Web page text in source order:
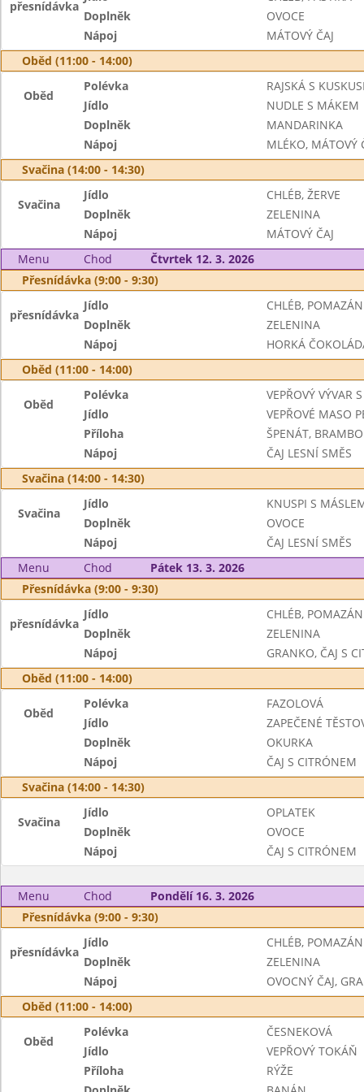
přesnídávka
Doplněk
OVOCE
Nápoj
MÁTOVÝ ČAJ
Oběd (11:00 - 14:00)
Oběd
Polévka
RAJSKÁ S
Jídlo
NUDLE S MÁKEM
Doplněk
MANDARINKA
Nápoj
MLÉKO, MÁTOVÝ
Svačina (14:00 - 14:30)
Svačina
Jídlo
CHLÉB, ŽERVE
Doplněk
ZELENINA
Nápoj
MÁTOVÝ ČAJ
Menu
Chod
Čtvrtek 12. 3. 2026
Přesnídávka (9:00 - 9:30)
přesnídávka
Jídlo
CHLÉB,
Doplněk
ZELENINA
Nápoj
HORKÁ
Oběd (11:00 - 14:00)
Oběd
Polévka
VEPŘOVÝ VÝVAR
Jídlo
VEPŘOVÉ MASO
Příloha
ŠPENÁT,
Nápoj
ČAJ LESNÍ SMĚS
Svačina (14:00 - 14:30)
Svačina
Jídlo
KNUSPI S
Doplněk
OVOCE
Nápoj
ČAJ LESNÍ SMĚS
Menu
Chod
Pátek 13. 3. 2026
Přesnídávka (9:00 - 9:30)
přesnídávka
Jídlo
CHLÉB,
Doplněk
ZELENINA
Nápoj
GRANKO, ČAJ S
Oběd (11:00 - 14:00)
Oběd
Polévka
FAZOLOVÁ
Jídlo
ZAPEČENÉ
Doplněk
OKURKA
Nápoj
ČAJ S CITRÓNEM
Svačina (14:00 - 14:30)
Svačina
Jídlo
OPLATEK
Doplněk
OVOCE
Nápoj
ČAJ S CITRÓNEM
Menu Chod
Pondělí 16. 3. 2026
Přesnídávka (9:00 - 9:30)
přesnídávka
Jídlo
CHLÉB,
Doplněk
ZELENINA
Nápoj
OVOCNÝ ČAJ,
Oběd (11:00 - 14:00)
Oběd
Polévka
ČESNEKOVÁ
Jídlo
VEPŘOVÝ TOKÁŇ
Příloha
RÝŽE